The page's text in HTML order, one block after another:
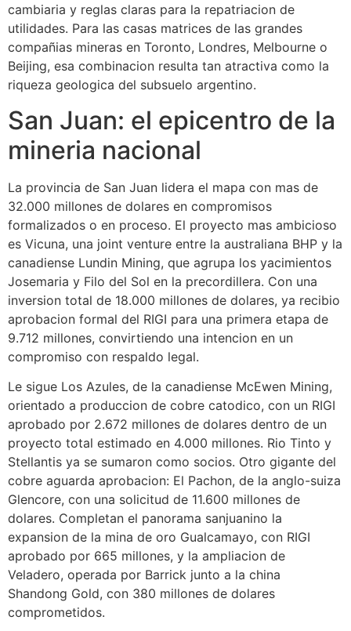
cambiaria y reglas claras para la repatriacion de
utilidades. Para las casas matrices de las grandes
compañias mineras en Toronto, Londres, Melbourne o
Beijing, esa combinacion resulta tan atractiva como la
riqueza geologica del subsuelo argentino.
San Juan: el epicentro de la
mineria nacional
La provincia de San Juan lidera el mapa con mas de
32.000 millones de dolares en compromisos
formalizados o en proceso. El proyecto mas ambicioso
es Vicuna, una joint venture entre la australiana BHP y la
canadiense Lundin Mining, que agrupa los yacimientos
Josemaria y Filo del Sol en la precordillera. Con una
inversion total de 18.000 millones de dolares, ya recibio
aprobacion formal del RIGI para una primera etapa de
9.712 millones, convirtiendo una intencion en un
compromiso con respaldo legal.
Le sigue Los Azules, de la canadiense McEwen Mining,
orientado a produccion de cobre catodico, con un RIGI
aprobado por 2.672 millones de dolares dentro de un
proyecto total estimado en 4.000 millones. Rio Tinto y
Stellantis ya se sumaron como socios. Otro gigante del
cobre aguarda aprobacion: El Pachon, de la anglo-suiza
Glencore, con una solicitud de 11.600 millones de
dolares. Completan el panorama sanjuanino la
expansion de la mina de oro Gualcamayo, con RIGI
aprobado por 665 millones, y la ampliacion de
Veladero, operada por Barrick junto a la china
Shandong Gold, con 380 millones de dolares
comprometidos.